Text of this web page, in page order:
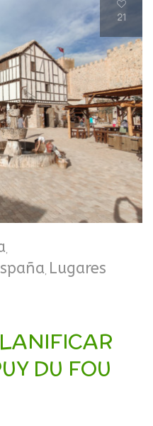
21
,
, Lugares
DU FOU